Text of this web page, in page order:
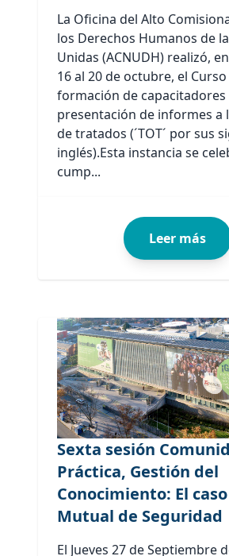
La Oficina del Alto
los Derechos Humanos de
Unidas (ACNUDH) realizó,
16 al 20 de octubre, el
formación de capacitadores
presentación de informes a
de tratados (´TOT´ por sus
inglés).Esta instancia se
cump...
Leer más
Sexta sesión
Práctica, Gestión del
Conocimiento: El
Mutual de Seguridad
El Jueves 27 de Septiembre